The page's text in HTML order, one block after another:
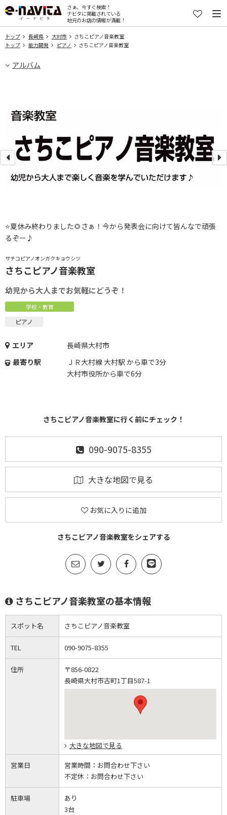
さぁ、今すぐ検索！
ナビタに掲載されている
地元のお店の情報が満載！
トップ 長崎県 大村市
さちこピアノ音楽教室
トップ
能力開発 ピアノ さちこピアノ音楽教室
アルバム
サチコピアノオンガクキョウシツ
さちこピアノ音楽教室
幼児から大人までお気軽にどうぞ！
学校・教育
ピアノ
エリア
長崎県大村市
最寄り駅
ＪＲ大村線 大村駅 から車で3分
大村市役所から車で6分
さちこピアノ音楽教室に行く前にチェック！
090-9075-8355
大きな地図で見る
お気に入りに追加
さちこピアノ音楽教室をシェアする
⭐️夏休み終わりました🌻さぁ！今から発表会に向けて皆んなで頑張
るぞー♪
さちこピアノ音楽教室の基本情報
スポット名 さちこピアノ音楽教室
TEL 090-9075-8355
住所
〒856-0822
長崎県大村市古町1丁目587-1
大きな地図で見る
営業日 営業時間： お問合わせ下さい
不定休： お問合わせ下さい
駐車場
あり
3台